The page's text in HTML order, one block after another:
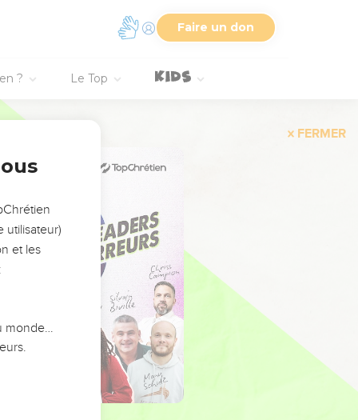
Faire un don
? Le Top
FERMER
utilisateur)
et les
monde…